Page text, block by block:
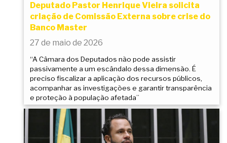
Deputado Pastor Henrique Vieira solicita
criação de Comissão Externa sobre crise do
Banco Master
27 de maio de 2026
“A Câmara dos Deputados não pode assistir
passivamente a um escândalo dessa dimensão. É
preciso fiscalizar a aplicação dos recursos públicos,
acompanhar as investigações e garantir transparência
e proteção à população afetada”